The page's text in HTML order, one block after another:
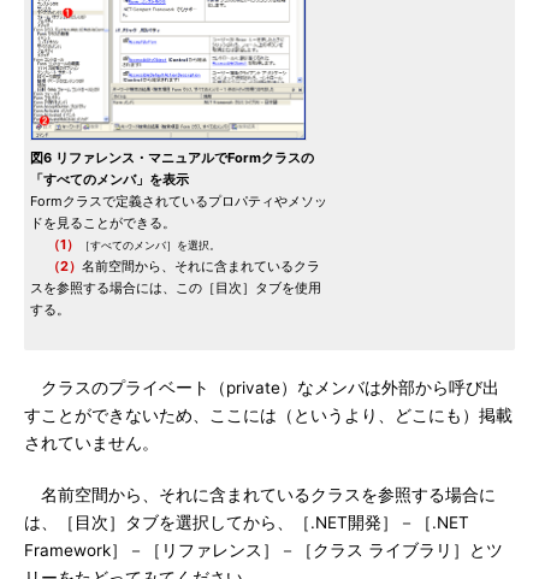
図6 リファレンス・マニュアルでFormクラスの
「すべてのメンバ」を表示
Formクラスで定義されているプロパティやメソッ
ドを見ることができる。
（1）
［すべてのメンバ］を選択。
（2） 名前空間から、それに含まれているクラ
スを参照する場合には、この［目次］タブを使用
する。
クラスのプライベート（private）なメンバは外部から呼び出
すことができないため、ここには（というより、どこにも）掲載
されていません。
名前空間から、それに含まれているクラスを参照する場合に
は、［目次］タブを選択してから、［.NET開発］－［.NET
Framework］－［リファレンス］－［クラス ライブラリ］とツ